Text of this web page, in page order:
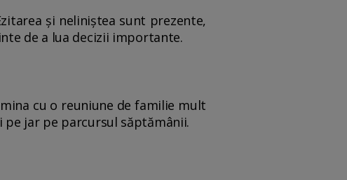
și neliniștea sunt prezente,
de a lua decizii importante.
cu o reuniune de familie mult
jar pe parcursul săptămânii.